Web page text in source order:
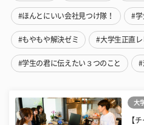
#ほんとにいい会社見つけ隊！ #学
#もやもや解決ゼミ #大学生正直レ
#学生の君に伝えたい３つのこと #
大
【